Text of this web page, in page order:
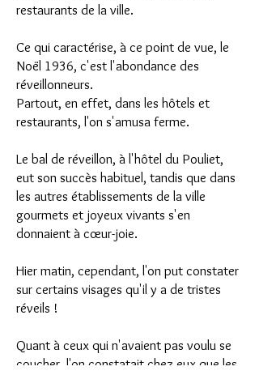
restaurants de la ville.
Ce qui caractérise, à ce point de vue, le
Noël 1936, c'est l'abondance des
réveillonneurs.
Partout, en effet, dans les hôtels et
restaurants, l'on s'amusa ferme.
Le bal de réveillon, à l'hôtel du Pouliet,
eut son succès habituel, tandis que dans
les autres établissements de la ville
gourmets et joyeux vivants s'en
donnaient à cœur-joie.
Hier matin, cependant, l'on put constater
sur certains visages qu'il y a de tristes
réveils !
Quant à ceux qui n'avaient pas voulu se
coucher, l'on constatait chez eux que les